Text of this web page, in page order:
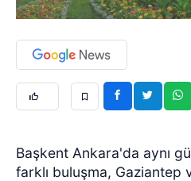
Başkent Ankara'da aynı
farklı buluşma, Gaziantep